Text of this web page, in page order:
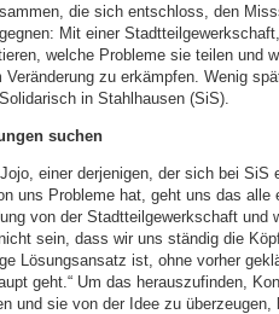
die sich entschloss, den
Mit einer
welche Probleme sie teilen und
zu erkämpfen. Wenig
in Stahlhausen (SiS).
suchen
einer derjenigen, der sich bei SiS
uns Probleme hat, geht uns das alle
von der Stadtteilgewerkschaft und
sein, dass wir uns ständig die
Lösungsansatz ist, ohne vorher
geht.“ Um das herauszufinden,
und sie von der Idee zu